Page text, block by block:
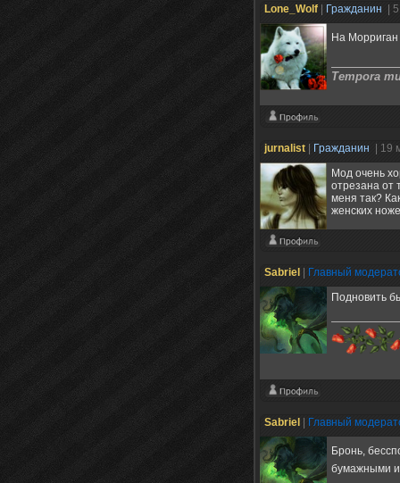
Lone_Wolf Гражданин |
На
Tempora
jurnalist Гражданин
| 19
Мод очень
отрезана от
меня так?
женских
Sabriel
Главный
Подновить
Sabriel Главный
Бронь,
бумажными